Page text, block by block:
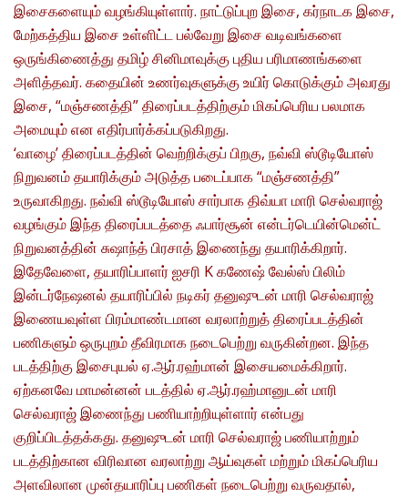
இசைகளையும் வழங்கியுள்ளார். நாட்டுப்புற இசை, கர்நாடக இசை,
மேற்கத்திய இசை உள்ளிட்ட பல்வேறு இசை வடிவங்களை
ஒருங்கிணைத்து தமிழ் சினிமாவுக்கு புதிய பரிமாணங்களை
அளித்தவர். கதையின் உணர்வுகளுக்கு உயிர் கொடுக்கும் அவரது
இசை, “மஞ்சணத்தி” திரைப்படத்திற்கும் மிகப்பெரிய பலமாக
அமையும் என எதிர்பார்க்கப்படுகிறது.
‘வாழை’ திரைப்படத்தின் வெற்றிக்குப் பிறகு, நவ்வி ஸ்டூடியோஸ்
நிறுவனம் தயாரிக்கும் அடுத்த படைப்பாக “மஞ்சணத்தி”
உருவாகிறது. நவ்வி ஸ்டூடியோஸ் சார்பாக திவ்யா மாரி செல்வராஜ்
வழங்கும் இந்த திரைப்படத்தை ஃபார்சூன் என்டர்டெயின்மென்ட்
நிறுவனத்தின் சுஷாந்த் பிரசாத் இணைந்து தயாரிக்கிறார்.
இதேவேளை, தயாரிப்பாளர் ஐசரி K கணேஷ் வேல்ஸ் பிலிம்
இன்டர்நேஷனல் தயாரிப்பில் நடிகர் தனுஷுடன் மாரி செல்வராஜ்
இணையவுள்ள பிரம்மாண்டமான வரலாற்றுத் திரைப்படத்தின்
பணிகளும் ஒருபுறம் தீவிரமாக நடைபெற்று வருகின்றன. இந்த
படத்திற்கு இசைபுயல் ஏ.ஆர்.ரஹ்மான் இசையமைக்கிறார்.
ஏற்கனவே மாமன்னன் படத்தில் ஏ.ஆர்.ரஹ்மானுடன் மாரி
செல்வராஜ் இணைந்து பணியாற்றியுள்ளார் என்பது
குறிப்பிடத்தக்கது. தனுஷுடன் மாரி செல்வராஜ் பணியாற்றும்
படத்திற்கான விரிவான வரலாற்று ஆய்வுகள் மற்றும் மிகப்பெரிய
அளவிலான முன்தயாரிப்பு பணிகள் நடைபெற்று வருவதால்,